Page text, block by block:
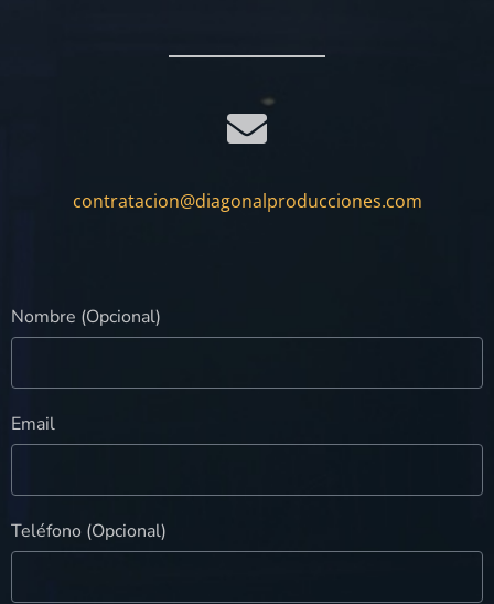
contratacion@diagonalproducciones.com
Nombre (Opcional)
Email
Teléfono (Opcional)